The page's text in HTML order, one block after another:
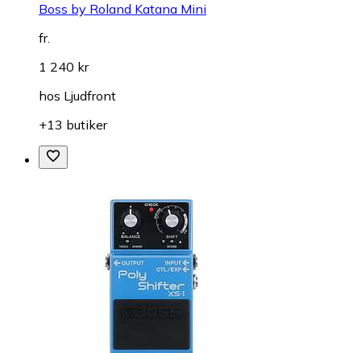
Boss by Roland Katana Mini
fr.
1 240 kr
hos Ljudfront
+13 butiker